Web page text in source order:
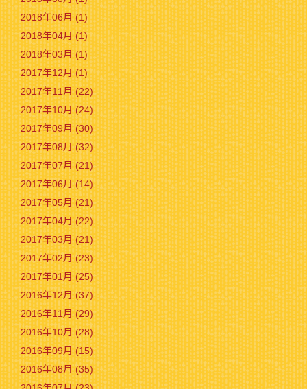
2018年06月 (1)
2018年04月 (1)
2018年03月 (1)
2017年12月 (1)
2017年11月 (22)
2017年10月 (24)
2017年09月 (30)
2017年08月 (32)
2017年07月 (21)
2017年06月 (14)
2017年05月 (21)
2017年04月 (22)
2017年03月 (21)
2017年02月 (23)
2017年01月 (25)
2016年12月 (37)
2016年11月 (29)
2016年10月 (28)
2016年09月 (15)
2016年08月 (35)